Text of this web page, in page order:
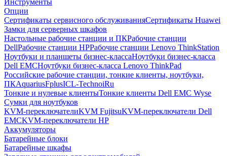
Опции
Сертификаты сервисного обслуживанияСертификаты Huawei
Замки для серверных шкафов
Настольные рабочие станции и ПКРабочие станции
DellРабочие станции HPРабочие станции Lenovo ThinkStation
Ноутбуки и планшеты бизнес-классаНоутбуки бизнес-класса
Dell EMCНоутбуки бизнес-класса Lenovo ThinkPad
Российские рабочие станции, тонкие клиенты, ноутбуки,
ПКAquariusFplusICL-TechnoiRu
Тонкие и нулевые клиентыТонкие клиенты Dell EMC Wyse
Сумки для ноутбуков
KVM-переключателиKVM FujitsuKVM-переключатели Dell
EMCKVM-переключатели HP
Аккумуляторы
Батарейные блоки
Батарейные шкафы